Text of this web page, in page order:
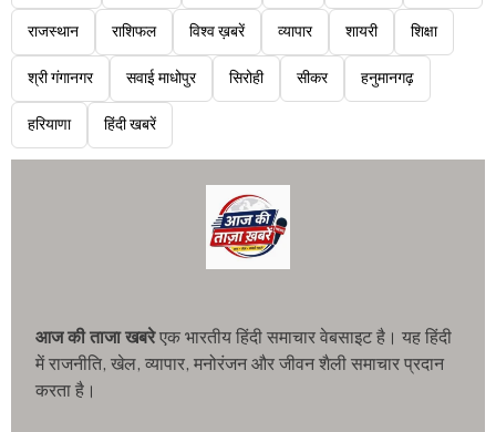
राजस्थान राशिफल विश्व ख़बरें व्यापार शायरी शिक्षा
श्री गंगानगर सवाई माधोपुर सिरोही सीकर हनुमानगढ़
हरियाणा हिंदी खबरें
आज की ताजा खबरेएक भारतीय हिंदी समाचार वेबसाइट है। यह हिंदी
में राजनीति, खेल, व्यापार, मनोरंजन और जीवन शैली समाचार प्रदान
करता है।